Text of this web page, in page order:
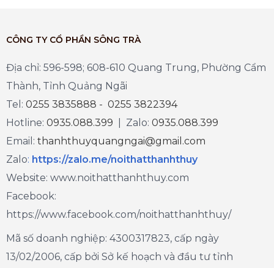
CÔNG TY CỔ PHẦN SÔNG TRÀ
Địa chỉ: 596-598; 608-610 Quang Trung, Phường Cẩm
Thành, Tỉnh Quảng Ngãi
Tel: 0255 3835888 - 0255 3822394
Hotline: 0935.088.399 | Zalo: 0935.088.399
Email: thanhthuyquangngai@gmail.com
Zalo: https://zalo.me/noithatthanhthuy
Website: www.noithatthanhthuy.com
Facebook:
https://www.facebook.com/noithatthanhthuy/
Mã số doanh nghiệp: 4300317823, cấp ngày
13/02/2006, cấp bởi Sở kế hoạch và đầu tư tỉnh